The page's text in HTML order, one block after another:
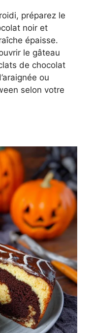
préparez le
noir et
épaisse.
le gâteau
de chocolat
ou
selon votre